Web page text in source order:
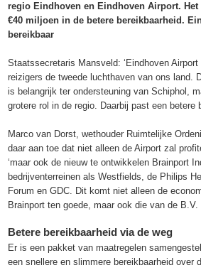
regio Eindhoven en Eindhoven Airport. Het
€40 miljoen in de betere bereikbaarheid.
bereikbaar
Staatssecretaris Mansveld: ‘Eindhoven
reizigers de tweede luchthaven van ons land.
is belangrijk ter ondersteuning van Schiphol,
grotere rol in de regio. Daarbij past een betere
Marco van Dorst, wethouder Ruimtelijke
daar aan toe dat niet alleen de Airport zal
‘maar ook de nieuw te ontwikkelen Brainport
bedrijventerreinen als Westfields, de Philips
Forum en GDC. Dit komt niet alleen de
Brainport ten goede, maar ook die van de B.V.
Betere bereikbaarheid via de weg
Er is een pakket van maatregelen
een snellere en slimmere bereikbaarheid over